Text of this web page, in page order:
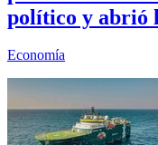
político y abrió
Economía